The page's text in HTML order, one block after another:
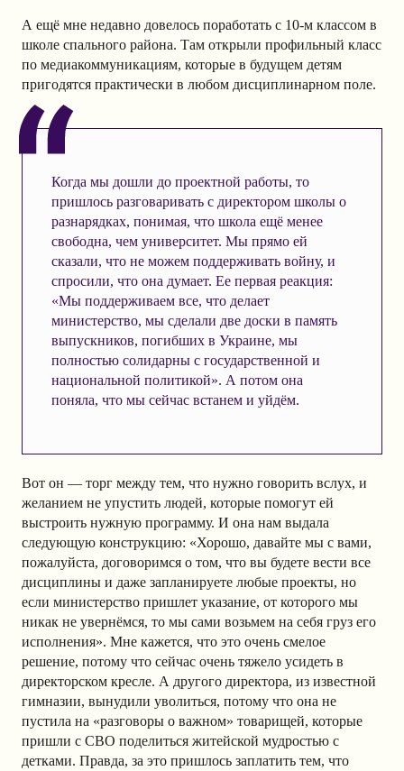
А ещё мне недавно довелось поработать с 10-м классом в
школе спального района. Там открыли профильный класс
по медиакоммуникациям, которые в будущем детям
пригодятся практически в любом дисциплинарном поле.
Когда мы дошли до проектной работы, то
пришлось разговаривать с директором школы о
разнарядках, понимая, что школа ещё менее
свободна, чем университет. Мы прямо ей
сказали, что не можем поддерживать войну, и
спросили, что она думает. Ее первая реакция:
«Мы поддерживаем все, что делает
министерство, мы сделали две доски в память
выпускников, погибших в Украине, мы
полностью солидарны с государственной и
национальной политикой». А потом она
поняла, что мы сейчас встанем и уйдём.
Вот он — торг между тем, что нужно говорить вслух, и
желанием не упустить людей, которые помогут ей
выстроить нужную программу. И она нам выдала
следующую конструкцию: «Хорошо, давайте мы с вами,
пожалуйста, договоримся о том, что вы будете вести все
дисциплины и даже запланируете любые проекты, но
если министерство пришлет указание, от которого мы
никак не увернёмся, то мы сами возьмем на себя груз его
исполнения». Мне кажется, что это очень смелое
решение, потому что сейчас очень тяжело усидеть в
директорском кресле. А другого директора, из известной
гимназии, вынудили уволиться, потому что она не
пустила на «разговоры о важном» товарищей, которые
пришли с СВО поделиться житейской мудростью с
детками. Правда, за это пришлось заплатить тем, что